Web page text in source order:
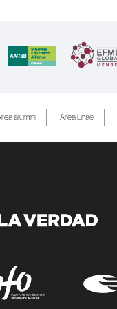
alumni Área Enae